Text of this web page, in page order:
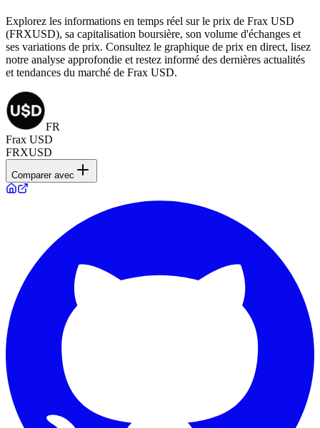
Explorez les informations en temps réel sur le prix de Frax USD
(FRXUSD), sa capitalisation boursière, son volume d'échanges et
ses variations de prix. Consultez le graphique de prix en direct, lisez
notre analyse approfondie et restez informé des dernières actualités
et tendances du marché de Frax USD.
FR
Frax USD
FRXUSD
Comparer avec